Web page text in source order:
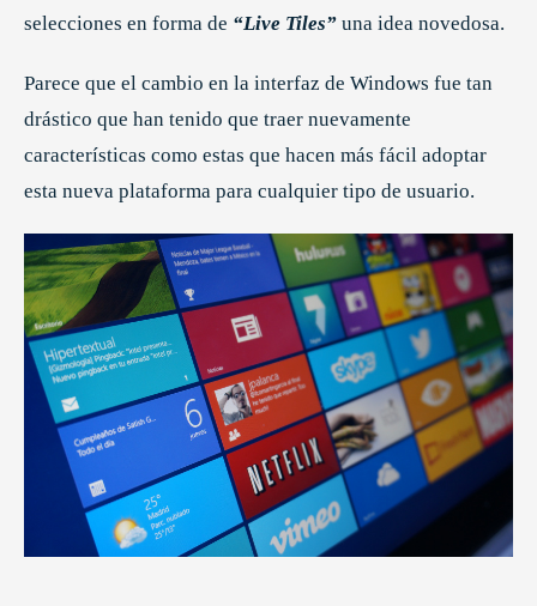
selecciones en forma de “Live Tiles” una idea novedosa.
Parece que el cambio en la interfaz de Windows fue tan
drástico que han tenido que traer nuevamente
características como estas que hacen más fácil adoptar
esta nueva plataforma para cualquier tipo de usuario.